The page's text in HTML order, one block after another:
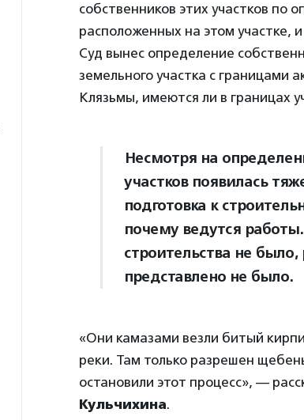
собственников этих участков по
расположенных на этом участке,
Суд вынес определение
земельного участка с границами
Клязьмы, имеются ли в границах
Несмотря на
участков появилась
подготовка к
почему ведутся
строительства не
представлено не было.
«Они камазами везли битый
реки. Там только разрешен
остановили этот процесс», —
Кульчихина.